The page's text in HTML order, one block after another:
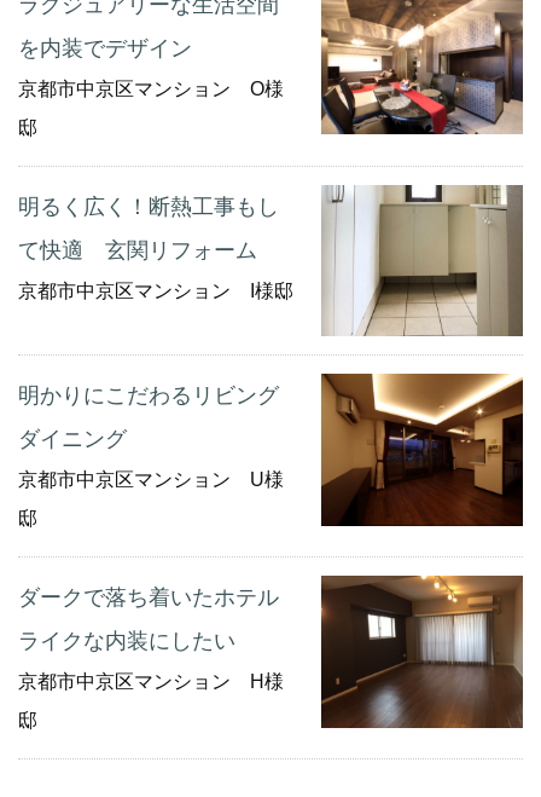
を内装でデザイン
京都市中京区マンション O様
邸
明るく広く！断熱工事もし
て快適 玄関リフォーム
京都市中京区マンション I様邸
明かりにこだわるリビング
ダイニング
京都市中京区マンション U様
邸
ダークで落ち着いたホテル
ライクな内装にしたい
京都市中京区マンション H様
邸